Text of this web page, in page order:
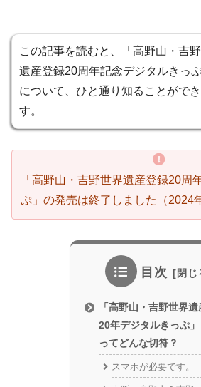
この記事を読むと、「高野山・吉
遺産登録20周年記念デジタルきっぷ
について、ひと通り知ることができ
す。
「高野山・吉野世界遺産登録20周
ぷ」の発売は終了しました（2024
目次
「高野山・吉野世界遺
20年デジタルきっぷ」
ってどんな切符？
スマホが必要です。